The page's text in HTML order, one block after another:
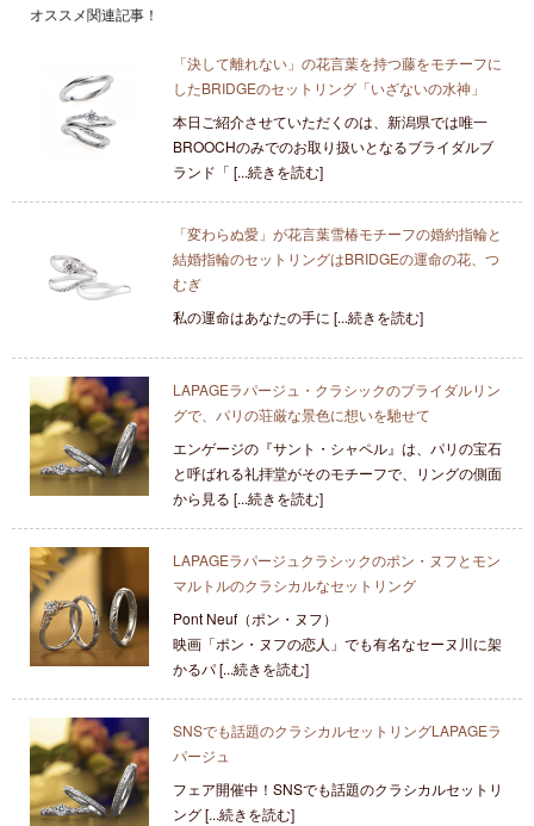
オススメ関連記事！
「決して離れない」の花言葉を持つ藤をモチーフに
したBRIDGEのセットリング「いざないの水神」
本日ご紹介させていただくのは、新潟県では唯一
BROOCHのみでのお取り扱いとなるブライダルブ
ランド「 [...続きを読む]
「変わらぬ愛」が花言葉雪椿モチーフの婚約指輪と
結婚指輪のセットリングはBRIDGEの運命の花、つ
むぎ
私の運命はあなたの手に [...続きを読む]
LAPAGEラパージュ・クラシックのブライダルリン
グで、パリの荘厳な景色に想いを馳せて
エンゲージの『サント・シャペル』は、パリの宝石
と呼ばれる礼拝堂がそのモチーフで、リングの側面
から見る [...続きを読む]
LAPAGEラパージュクラシックのポン・ヌフとモン
マルトルのクラシカルなセットリング
Pont Neuf（ポン・ヌフ）
映画「ポン・ヌフの恋人」でも有名なセーヌ川に架
かるパ [...続きを読む]
SNSでも話題のクラシカルセットリングLAPAGEラ
パージュ
フェア開催中！SNSでも話題のクラシカルセットリ
ング [...続きを読む]